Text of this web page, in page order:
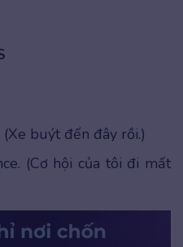
buýt đến đây rồi.)
(Cơ hội của tôi đi mất